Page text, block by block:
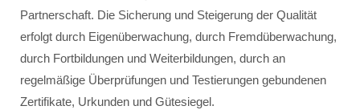
Partnerschaft. Die Sicherung und Steigerung der Qualität
erfolgt durch Eigenüberwachung, durch Fremdüberwachung,
durch Fortbildungen und Weiterbildungen, durch an
regelmäßige Überprüfungen und Testierungen gebundenen
Zertifikate, Urkunden und Gütesiegel.